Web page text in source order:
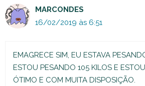
MARCONDES
16/02/2019 às 6:51
EMAGRECE SIM, EU ESTAVA
ESTOU PESANDO 105 KILOS E
ÓTIMO E COM MUITA DISPOSIÇÃO.